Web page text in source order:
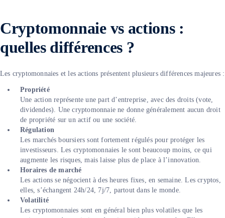
Cryptomonnaie vs actions :
quelles différences ?
Les cryptomonnaies et les actions présentent plusieurs différences majeures :
Propriété
Une action représente une part d’entreprise, avec des droits (vote,
dividendes). Une cryptomonnaie ne donne généralement aucun droit
de propriété sur un actif ou une société.
Régulation
Les marchés boursiers sont fortement régulés pour protéger les
investisseurs. Les cryptomonnaies le sont beaucoup moins, ce qui
augmente les risques, mais laisse plus de place à l’innovation.
Horaires de marché
Les actions se négocient à des heures fixes, en semaine. Les cryptos,
elles, s’échangent 24h/24, 7j/7, partout dans le monde.
Volatilité
Les cryptomonnaies sont en général bien plus volatiles que les